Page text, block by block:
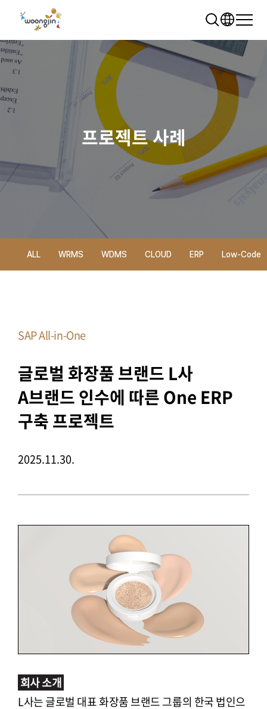
추천 검색어
WDMS
모빌리티 클라우드
프로젝트 사례
ALL WRMS WDMS CLOUD ERP Low-Code
SAP All-in-One
글로벌 화장품 브랜드 L사
A브랜드 인수에 따른 One ERP
구축 프로젝트
2025.11.30.
회사 소개
L사는 글로벌 대표 화장품 브랜드 그룹의 한국 법인으